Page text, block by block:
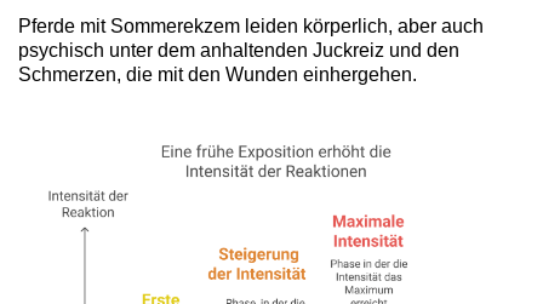
Pferde mit Sommerekzem leiden körperlich, aber auch
psychisch unter dem anhaltenden Juckreiz und den
Schmerzen, die mit den Wunden einhergehen.